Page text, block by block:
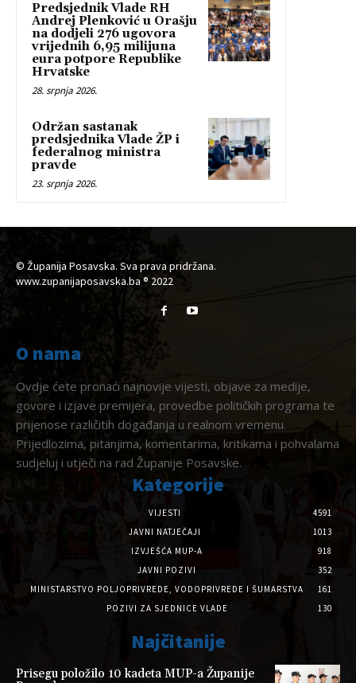
Predsjednik Vlade RH
Andrej Plenković u Orašju
na dodjeli 276 ugovora
vrijednih 6,95 milijuna
eura potpore Republike
Hrvatske
28. srpnja 2026.
Održan sastanak
predsjednika Vlade ŽP i
federalnog ministra
pravde
23. srpnja 2026.
© Županija Posavska. Sva prava pridržana.
www.zupanijaposavska.ba ® 2022
O nama
Ovdje ćete pronaći najnovije vijesti, objave za medije,
govore i izjave premijera, provedbe političkih programa te
prijenose različitih događanja u realnom vremenu.
Prijedlozima, pitanjima, komentarima, kritikama i pohvalama
sudjeluj i utječi na rad Županije Posavske.
Kategorije
VIJESTI
4591
JAVNI NATJEČAJI
1013
IZVJEŠĆA MUP-A
918
JAVNI POZIVI
352
MINISTARSTVO POLJOPRIVREDE, VODOPRIVREDE I ŠUMARSTVA
161
POZIVI ZA SJEDNICE VLADE
130
Najčitanije
Prisegu položilo 10 kadeta MUP-a Županije